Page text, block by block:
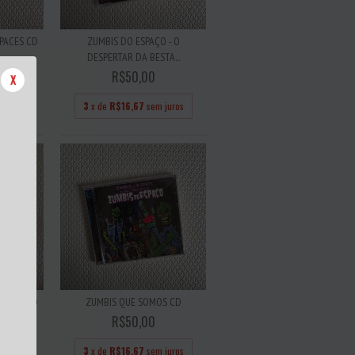
X
CD
juros
ZUMBIS DO ESPAÇO - O
DESPERTAR DA BESTA...
R$50,00
3 x de R$16,67 sem juros
1993 CD
ZUMBIS QUE SOMOS CD
R$50,00
3 x de R$16,67 sem juros